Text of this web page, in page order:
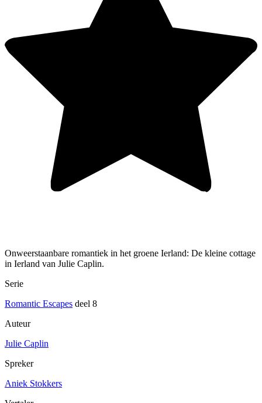
Onweerstaanbare romantiek in het groene Ierland: De kleine cottage
in Ierland van Julie Caplin.
Serie
Romantic Escapes deel 8
Auteur
Julie Caplin
Spreker
Aniek Stokkers